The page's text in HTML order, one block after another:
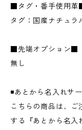
■タグ・番手使用革■
タグ：国産ナチュラ
■先端オプション■
無し
◾️あとから名入れサ
こちらの商品は、
する『あとから名入